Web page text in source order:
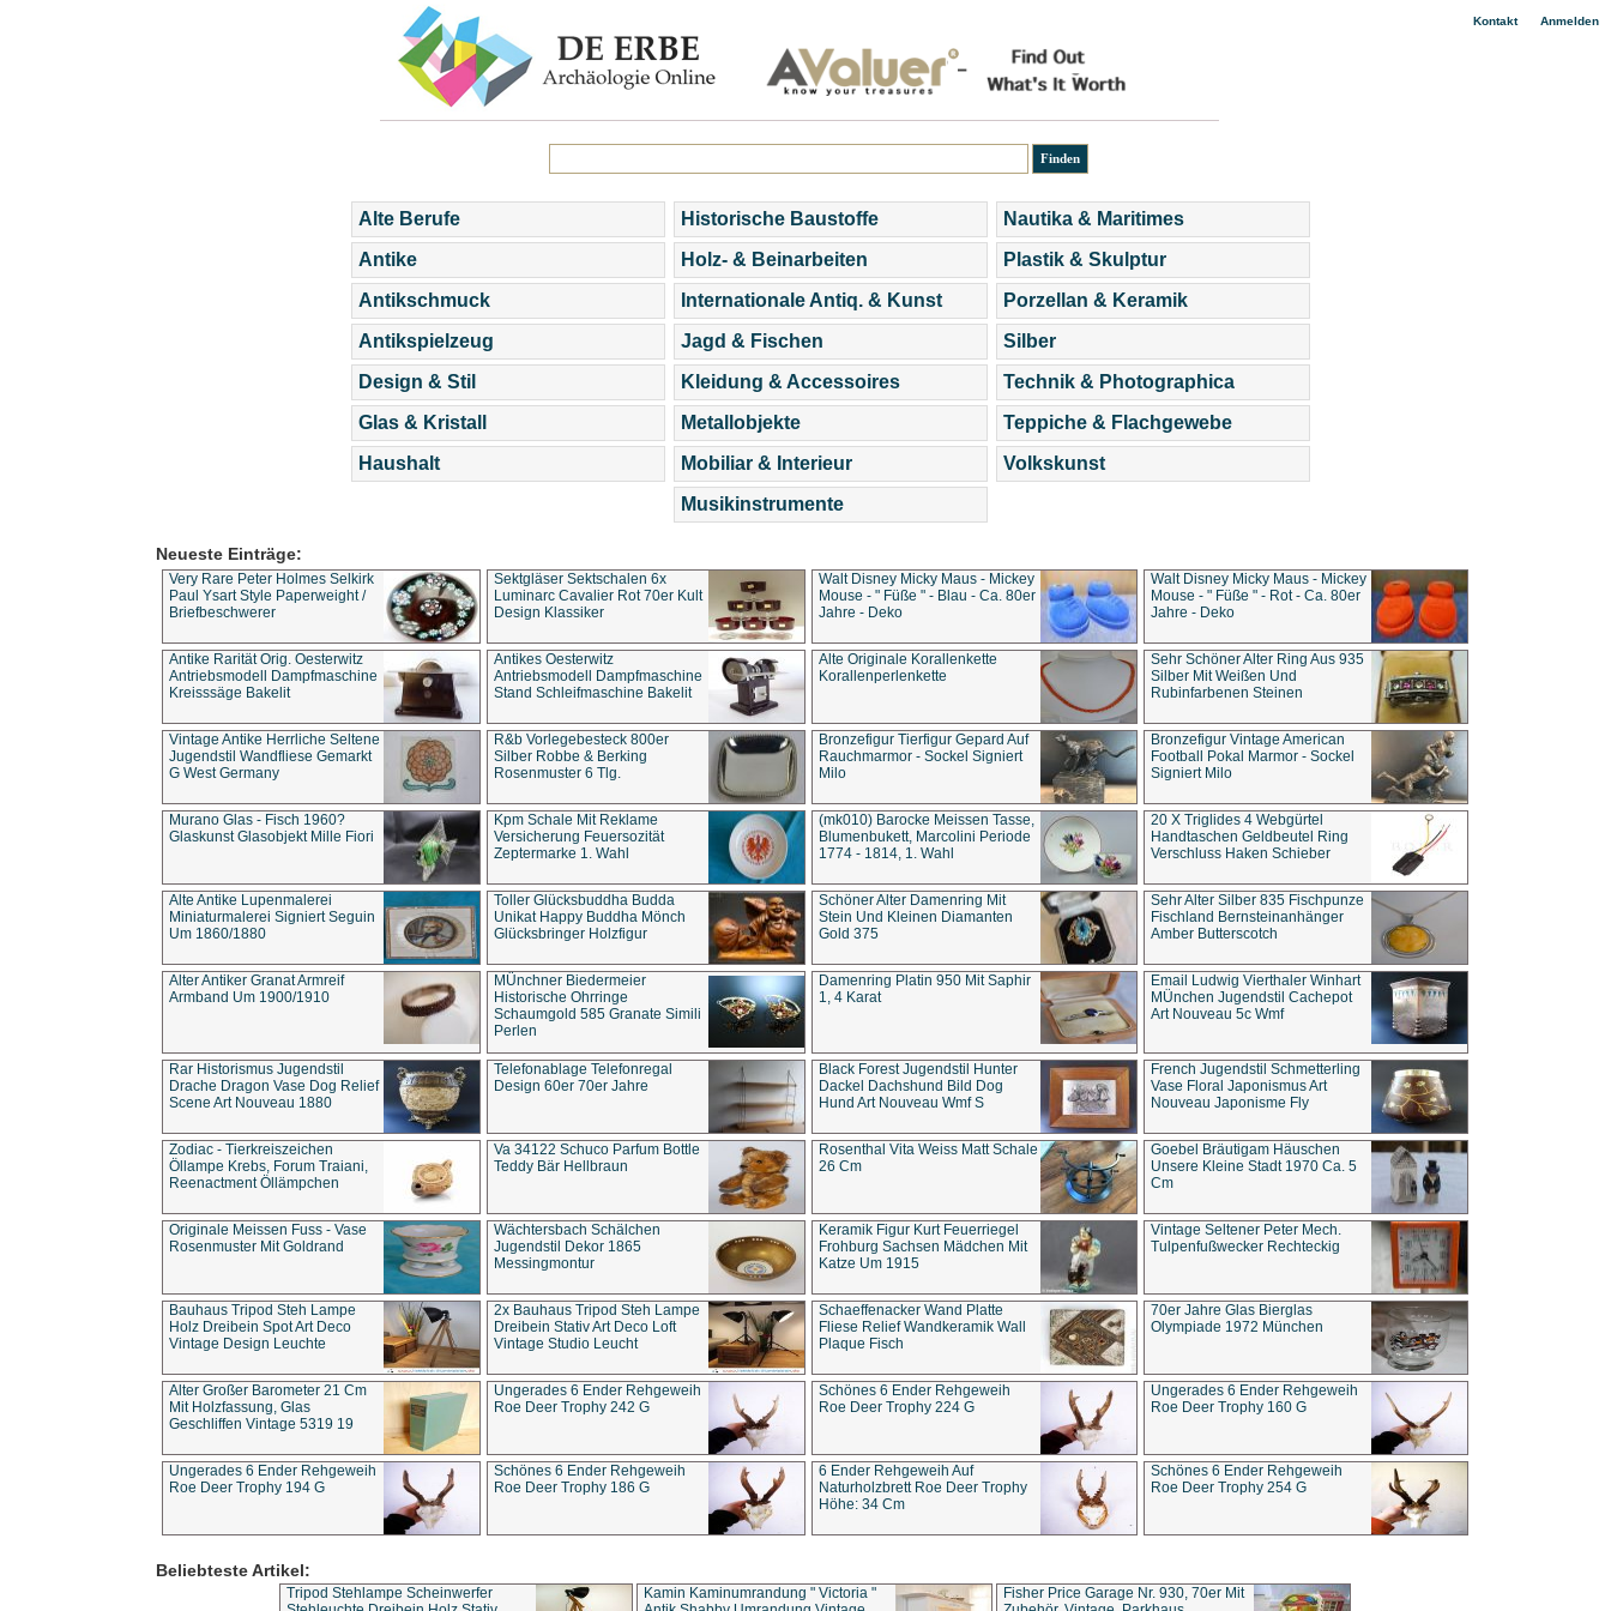
Kontakt| Anmelden
Alte Berufe
Antike
Antikschmuck
Antikspielzeug
Design & Stil
Glas & Kristall
Haushalt
Historische Baustoffe
Holz- & Beinarbeiten
Internationale Antiq. & Kunst
Jagd & Fischen
Kleidung & Accessoires
Metallobjekte
Mobiliar & Interieur
Musikinstrumente
Nautika & Maritimes
Plastik & Skulptur
Porzellan & Keramik
Silber
Technik & Photographica
Teppiche & Flachgewebe
Volkskunst
Neueste Einträge:
Very Rare Peter Holmes Selkirk
Paul Ysart Style Paperweight /
Briefbeschwerer
Sektgläser Sektschalen 6x
Luminarc Cavalier Rot 70er Kult
Design Klassiker
Walt Disney Micky Maus - Mickey
Mouse - " Füße " - Blau - Ca. 80er
Jahre - Deko
Walt Disney Micky Maus - Mickey
Mouse - " Füße " - Rot - Ca. 80er
Jahre - Deko
Antike Rarität Orig. Oesterwitz
Antriebsmodell Dampfmaschine
Kreisssäge Bakelit
Antikes Oesterwitz
Antriebsmodell Dampfmaschine
Stand Schleifmaschine Bakelit
Alte Originale Korallenkette
Korallenperlenkette
Sehr Schöner Alter Ring Aus 935
Silber Mit Weißen Und
Rubinfarbenen Steinen
Vintage Antike Herrliche Seltene
Jugendstil Wandfliese Gemarkt
G West Germany
R&b Vorlegebesteck 800er
Silber Robbe & Berking
Rosenmuster 6 Tlg.
Bronzefigur Tierfigur Gepard Auf
Rauchmarmor - Sockel Signiert
Milo
Bronzefigur Vintage American
Football Pokal Marmor - Sockel
Signiert Milo
Murano Glas - Fisch 1960?
Glaskunst Glasobjekt Mille Fiori
Kpm Schale Mit Reklame
Versicherung Feuersozität
Zeptermarke 1. Wahl
(mk010) Barocke Meissen Tasse,
Blumenbukett, Marcolini Periode
1774 - 1814, 1. Wahl
20 X Triglides 4 Webgürtel
Handtaschen Geldbeutel Ring
Verschluss Haken Schieber
Alte Antike Lupenmalerei
Miniaturmalerei Signiert Seguin
Um 1860/1880
Toller Glücksbuddha Budda
Unikat Happy Buddha Mönch
Glücksbringer Holzfigur
Schöner Alter Damenring Mit
Stein Und Kleinen Diamanten
Gold 375
Sehr Alter Silber 835 Fischpunze
Fischland Bernsteinanhänger
Amber Butterscotch
Alter Antiker Granat Armreif
Armband Um 1900/1910
MÜnchner Biedermeier
Historische Ohrringe
Schaumgold 585 Granate Simili
Perlen
Damenring Platin 950 Mit Saphir
1, 4 Karat
Email Ludwig Vierthaler Winhart
MÜnchen Jugendstil Cachepot
Art Nouveau 5c Wmf
Rar Historismus Jugendstil
Drache Dragon Vase Dog Relief
Scene Art Nouveau 1880
Telefonablage Telefonregal
Design 60er 70er Jahre
Black Forest Jugendstil Hunter
Dackel Dachshund Bild Dog
Hund Art Nouveau Wmf S
French Jugendstil Schmetterling
Vase Floral Japonismus Art
Nouveau Japonisme Fly
Zodiac - Tierkreiszeichen
Öllampe Krebs, Forum Traiani,
Reenactment Öllämpchen
Va 34122 Schuco Parfum Bottle
Teddy Bär Hellbraun
Rosenthal Vita Weiss Matt Schale
26 Cm
Goebel Bräutigam Häuschen
Unsere Kleine Stadt 1970 Ca. 5
Cm
Originale Meissen Fuss - Vase
Rosenmuster Mit Goldrand
Wächtersbach Schälchen
Jugendstil Dekor 1865
Messingmontur
Keramik Figur Kurt Feuerriegel
Frohburg Sachsen Mädchen Mit
Katze Um 1915
Vintage Seltener Peter Mech.
Tulpenfußwecker Rechteckig
Bauhaus Tripod Steh Lampe
Holz Dreibein Spot Art Deco
Vintage Design Leuchte
2x Bauhaus Tripod Steh Lampe
Dreibein Stativ Art Deco Loft
Vintage Studio Leucht
Schaeffenacker Wand Platte
Fliese Relief Wandkeramik Wall
Plaque Fisch
70er Jahre Glas Bierglas
Olympiade 1972 München
Alter Großer Barometer 21 Cm
Mit Holzfassung, Glas
Geschliffen Vintage 5319 19
Ungerades 6 Ender Rehgeweih
Roe Deer Trophy 242 G
Schönes 6 Ender Rehgeweih
Roe Deer Trophy 224 G
Ungerades 6 Ender Rehgeweih
Roe Deer Trophy 160 G
Ungerades 6 Ender Rehgeweih
Roe Deer Trophy 194 G
Schönes 6 Ender Rehgeweih
Roe Deer Trophy 186 G
6 Ender Rehgeweih Auf
Naturholzbrett Roe Deer Trophy
Höhe: 34 Cm
Schönes 6 Ender Rehgeweih
Roe Deer Trophy 254 G
Beliebteste Artikel:
Tripod Stehlampe Scheinwerfer
Kamin Kaminumrandung " Victoria "
Fisher Price Garage Nr. 930, 70er Mit